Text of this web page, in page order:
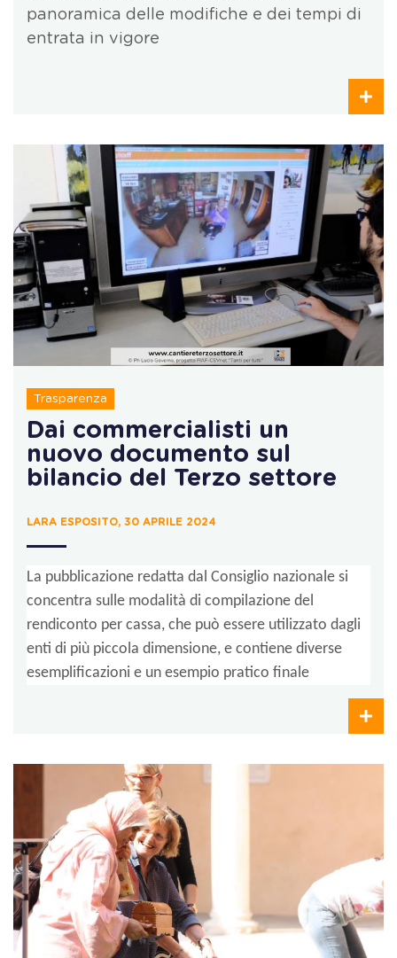
panoramica delle modifiche e dei tempi di
entrata in vigore
Trasparenza
Dai commercialisti un
nuovo documento sul
bilancio del Terzo settore
LARA ESPOSITO, 30 APRILE 2024
La pubblicazione redatta dal Consiglio nazionale si
concentra sulle modalità di compilazione del
rendiconto per cassa, che può essere utilizzato dagli
enti di più piccola dimensione, e contiene diverse
esemplificazioni e un esempio pratico finale